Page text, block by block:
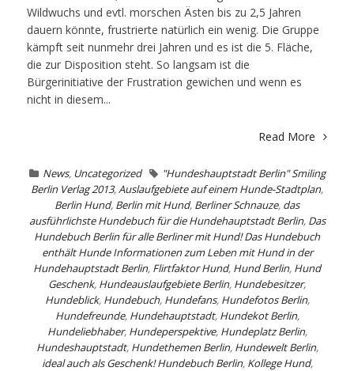
Wildwuchs und evtl. morschen Ästen bis zu 2,5 Jahren
dauern könnte, frustrierte natürlich ein wenig. Die Gruppe
kämpft seit nunmehr drei Jahren und es ist die 5. Fläche,
die zur Disposition steht. So langsam ist die
Bürgerinitiative der Frustration gewichen und wenn es
nicht in diesem...
Read More
News, Uncategorized
"Hundeshauptstadt Berlin" Smiling
Berlin Verlag 2013,Auslaufgebiete auf einem Hunde-Stadtplan,
Berlin Hund, Berlin mit Hund, Berliner Schnauze, das
ausführlichste Hundebuch für die Hundehauptstadt Berlin, Das
Hundebuch Berlin für alle Berliner mit Hund! Das Hundebuch
enthält Hunde Informationen zum Leben mit Hund in der
Hundehauptstadt Berlin, Flirtfaktor Hund, Hund Berlin, Hund
Geschenk, Hundeauslaufgebiete Berlin, Hundebesitzer,
Hundeblick, Hundebuch, Hundefans, Hundefotos Berlin,
Hundefreunde, Hundehauptstadt, Hundekot Berlin,
Hundeliebhaber, Hundeperspektive, Hundeplatz Berlin,
Hundeshauptstadt, Hundethemen Berlin, Hundewelt Berlin,
ideal auch als Geschenk! Hundebuch Berlin, Kollege Hund,